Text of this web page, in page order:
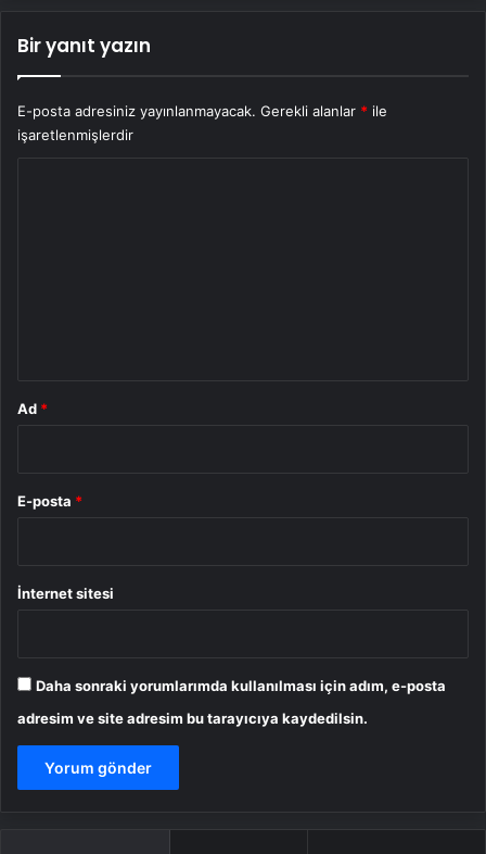
Bir yanıt yazın
E-posta adresiniz yayınlanmayacak. Gerekli alanlar * ile
işaretlenmişlerdir
Ad *
E-posta *
İnternet sitesi
Daha sonraki yorumlarımda kullanılması için adım, e-posta
adresim ve site adresim bu tarayıcıya kaydedilsin.